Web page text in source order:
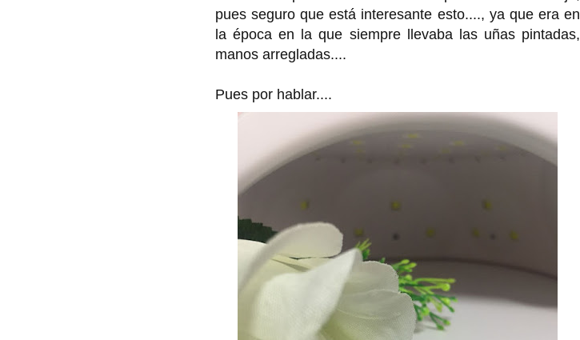
pues seguro que está interesante esto...., ya que era en
la época en la que siempre llevaba las uñas pintadas,
manos arregladas....
Pues por hablar....